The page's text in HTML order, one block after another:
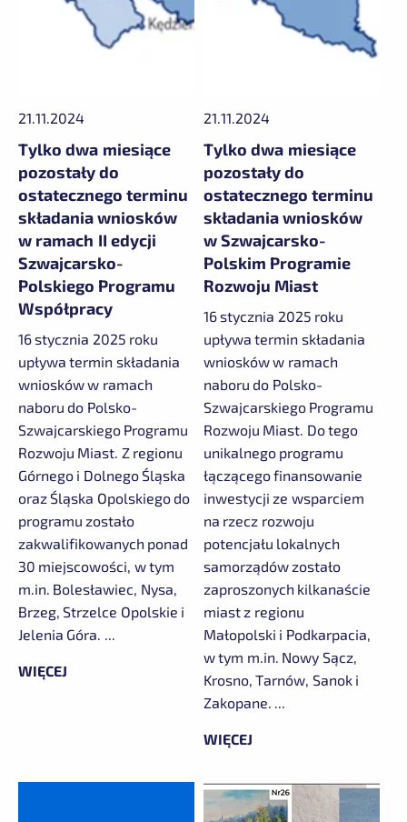
21.11.2024
Tylko dwa miesiące
pozostały do
ostatecznego terminu
składania wniosków
w ramach II edycji
Szwajcarsko-
Polskiego Programu
Współpracy
16 stycznia 2025 roku
upływa termin składania
wniosków w ramach
naboru do Polsko-
Szwajcarskiego Programu
Rozwoju Miast. Z regionu
Górnego i Dolnego Śląska
oraz Śląska Opolskiego do
programu zostało
zakwalifikowanych ponad
30 miejscowości, w tym
m.in. Bolesławiec, Nysa,
Brzeg, Strzelce Opolskie i
Jelenia Góra. ...
WIĘCEJ
21.11.2024
Tylko dwa miesiące
pozostały do
ostatecznego terminu
składania wniosków
w Szwajcarsko-
Polskim Programie
Rozwoju Miast
16 stycznia 2025 roku
upływa termin składania
wniosków w ramach
naboru do Polsko-
Szwajcarskiego Programu
Rozwoju Miast. Do tego
unikalnego programu
łączącego finansowanie
inwestycji ze wsparciem
na rzecz rozwoju
potencjału lokalnych
samorządów zostało
zaproszonych kilkanaście
miast z regionu
Małopolski i Podkarpacia,
w tym m.in. Nowy Sącz,
Krosno, Tarnów, Sanok i
Zakopane. ...
WIĘCEJ